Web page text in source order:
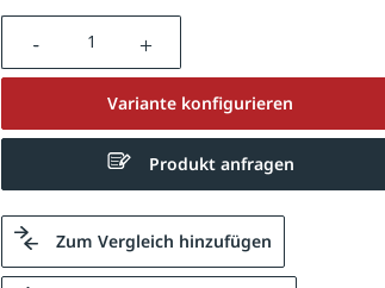
Produkt Anzahl: Gib den
Variante konfigurieren
Produkt anfragen
Zum Vergleich hinzufügen